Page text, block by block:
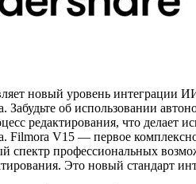
новый уровень интеграции
Забудьте об использовании
редактирования, что делает
Filmora V15 — первое
спектр профессиональных
Это новый стандарт